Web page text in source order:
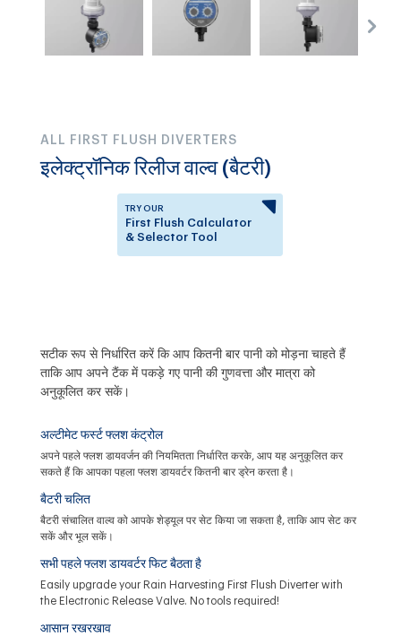
ALL FIRST FLUSH DIVERTERS
इलेक्ट्रॉनिक रिलीज वाल्व (बैटरी)
TRY OUR
First Flush Calculator
& Selector Tool
सटीक रूप से निर्धारित करें कि आप कितनी बार पानी को मोड़ना चाहते हैं
ताकि आप अपने टैंक में पकड़े गए पानी की गुणवत्ता और मात्रा को
अनुकूलित कर सकें।
अल्टीमेट फर्स्ट फ्लश कंट्रोल
अपने पहले फ्लश डायवर्जन की नियमितता निर्धारित करके, आप यह अनुकूलित कर
सकते हैं कि आपका पहला फ्लश डायवर्टर कितनी बार ड्रेन करता है।
बैटरी चलित
बैटरी संचालित वाल्व को आपके शेड्यूल पर सेट किया जा सकता है, ताकि आप सेट कर
सकें और भूल सकें।
सभी पहले फ्लश डायवर्टर फिट बैठता है
Easily upgrade your Rain Harvesting First Flush Diverter with
the Electronic Release Valve. No tools required!
आसान रखरखाव